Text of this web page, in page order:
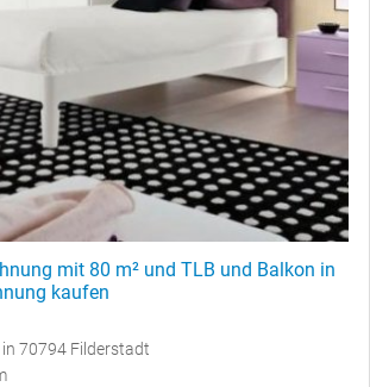
mit 80 m² und TLB und Balkon in
kaufen
70794 Filderstadt